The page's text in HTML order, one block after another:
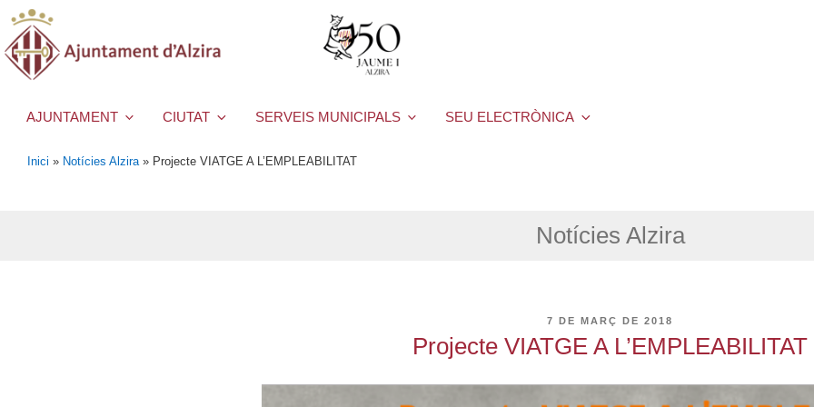
AJUNTAMENT CIUTAT SERVEIS MUNICIPALS SEU ELECTRÒNICA
Inici » Notícies Alzira » Projecte VIATGE A L’EMPLEABILITAT
Notícies Alzira
PUBLICAT
7 DE MARÇ DE 2018
Projecte VIATGE A L’EMPLEABILITAT